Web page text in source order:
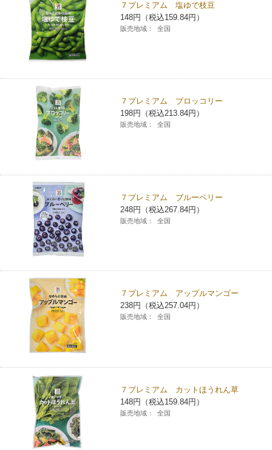
７プレミアム 塩ゆで枝豆
148円（税込159.84円）
販売地域： 全国
７プレミアム ブロッコリー
198円（税込213.84円）
販売地域： 全国
７プレミアム ブルーベリー
248円（税込267.84円）
販売地域： 全国
７プレミアム アップルマンゴー
238円（税込257.04円）
販売地域： 全国
７プレミアム カットほうれん草
148円（税込159.84円）
販売地域： 全国